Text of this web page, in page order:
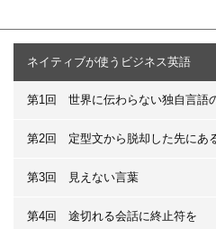
ネイティブが使うビジネス英語
第1回 世界に伝わらない独自言語
第2回 定型文から脱却した先にあ
第3回 見えない言葉
第4回 途切れる会話に終止符を